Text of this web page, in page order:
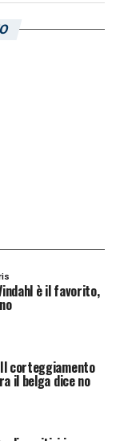
è il favorito,
Il corteggiamento
il belga dice no